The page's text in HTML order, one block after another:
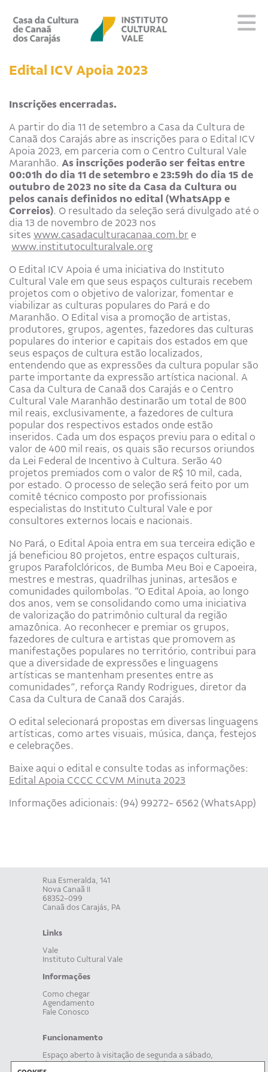
Editais
Escola
Fale conosco
PT EN
Edital ICV Apoia 2023
Inscrições encerradas.
A partir do dia 11 de setembro a Casa da Cultura de
Canaã dos Carajás abre as inscrições para o Edital ICV
Apoia 2023, em parceria com o Centro Cultural Vale
Maranhão. As inscrições poderão ser feitas entre
00:01h do dia 11 de setembro e 23:59h do dia 15 de
outubro de 2023 no site da Casa da Cultura ou
pelos canais definidos no edital (WhatsApp e
Correios). O resultado da seleção será divulgado até o
dia 13 de novembro de 2023 nos
sites www.casadaculturacanaa.com.br e
www.institutoculturalvale.org
O Edital ICV Apoia é uma iniciativa do Instituto
Cultural Vale em que seus espaços culturais recebem
projetos com o objetivo de valorizar, fomentar e
viabilizar as culturas populares do Pará e do
Maranhão. O Edital visa a promoção de artistas,
produtores, grupos, agentes, fazedores das culturas
populares do interior e capitais dos estados em que
seus espaços de cultura estão localizados,
entendendo que as expressões da cultura popular são
parte importante da expressão artística nacional. A
Casa da Cultura de Canaã dos Carajás e o Centro
Cultural Vale Maranhão destinarão um total de 800
mil reais, exclusivamente, a fazedores de cultura
popular dos respectivos estados onde estão
inseridos. Cada um dos espaços previu para o edital o
valor de 400 mil reais, os quais são recursos oriundos
da Lei Federal de Incentivo à Cultura. Serão 40
projetos premiados com o valor de R$ 10 mil, cada,
por estado. O processo de seleção será feito por um
comitê técnico composto por profissionais
especialistas do Instituto Cultural Vale e por
consultores externos locais e nacionais.
No Pará, o Edital Apoia entra em sua terceira edição e
já beneficiou 80 projetos, entre espaços culturais,
grupos Parafolclóricos, de Bumba Meu Boi e Capoeira,
mestres e mestras, quadrilhas juninas, artesãos e
comunidades quilombolas. “O Edital Apoia, ao longo
dos anos, vem se consolidando como uma iniciativa
de valorização do patrimônio cultural da região
amazônica. Ao reconhecer e premiar os grupos,
fazedores de cultura e artistas que promovem as
manifestações populares no território, contribui para
que a diversidade de expressões e linguagens
artísticas se mantenham presentes entre as
comunidades”, reforça Randy Rodrigues, diretor da
Casa da Cultura de Canaã dos Carajás.
O edital selecionará propostas em diversas linguagens
artísticas, como artes visuais, música, dança, festejos
e celebrações.
Baixe aqui o edital e consulte todas as informações:
Edital Apoia CCCC CCVM Minuta 2023
Informações adicionais: (94) 99272- 6562 (WhatsApp)
Rua Esmeralda, 141
Nova Canaã II
68352-099
Canaã dos Carajás, PA
Links
Vale
Instituto Cultural Vale
Informações
Como chegar
Agendamento
Fale Conosco
Funcionamento
Espaço aberto à visitação de segunda a sábado,
das 8h às 19h. Acompanhe, também, nossa